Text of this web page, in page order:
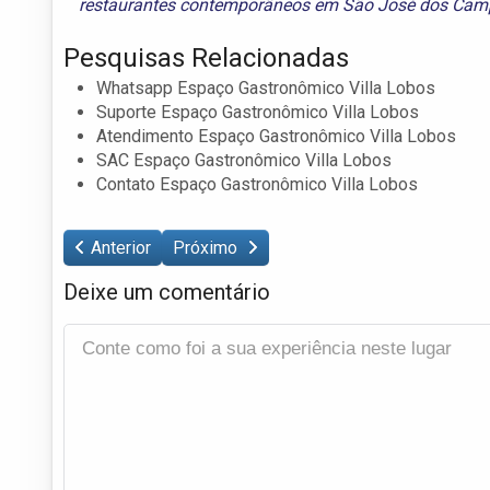
restaurantes contemporâneos em São José dos
Pesquisas Relacionadas
Whatsapp Espaço Gastronômico Villa Lobos
Suporte Espaço Gastronômico Villa Lobos
Atendimento Espaço Gastronômico Villa Lobos
SAC Espaço Gastronômico Villa Lobos
Contato Espaço Gastronômico Villa Lobos
Anterior Próximo
Deixe um comentário